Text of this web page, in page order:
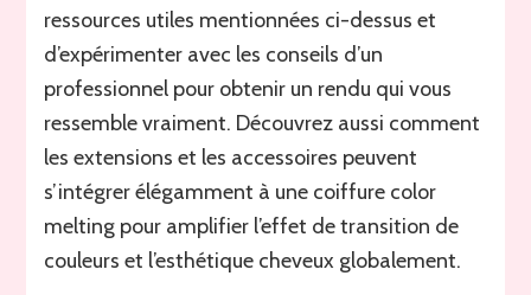
ressources utiles mentionnées ci-dessus et
d’expérimenter avec les conseils d’un
professionnel pour obtenir un rendu qui vous
ressemble vraiment. Découvrez aussi comment
les extensions et les accessoires peuvent
s’intégrer élégamment à une coiffure color
melting pour amplifier l’effet de transition de
couleurs et l’esthétique cheveux globalement.